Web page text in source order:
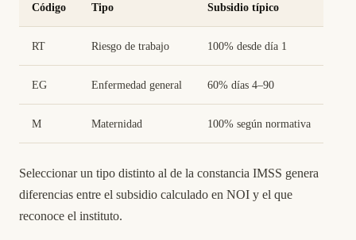
Código Tipo Subsidio típico
RT Riesgo de trabajo 100% desde día 1
EG Enfermedad general 60% días 4–90
M Maternidad 100% según normativa
Seleccionar un tipo distinto al de la constancia IMSS genera
diferencias entre el subsidio calculado en NOI y el que
reconoce el instituto.